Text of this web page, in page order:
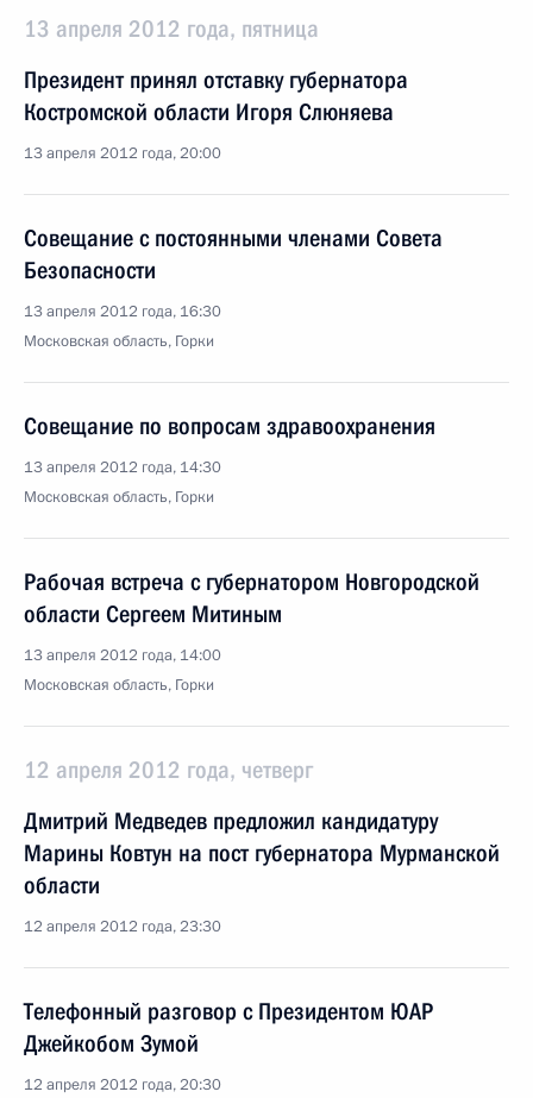
13 апреля 2012 года, пятница
Президент принял отставку губернатора
Костромской области Игоря Слюняева
13 апреля 2012 года, 20:00
Совещание с постоянными членами Совета
Безопасности
13 апреля 2012 года, 16:30
Московская область, Горки
Совещание по вопросам здравоохранения
13 апреля 2012 года, 14:30
Московская область, Горки
Рабочая встреча с губернатором Новгородской
области Сергеем Митиным
13 апреля 2012 года, 14:00
Московская область, Горки
12 апреля 2012 года, четверг
Дмитрий Медведев предложил кандидатуру
Марины Ковтун на пост губернатора Мурманской
области
12 апреля 2012 года, 23:30
Телефонный разговор с Президентом ЮАР
Джейкобом Зумой
12 апреля 2012 года, 20:30